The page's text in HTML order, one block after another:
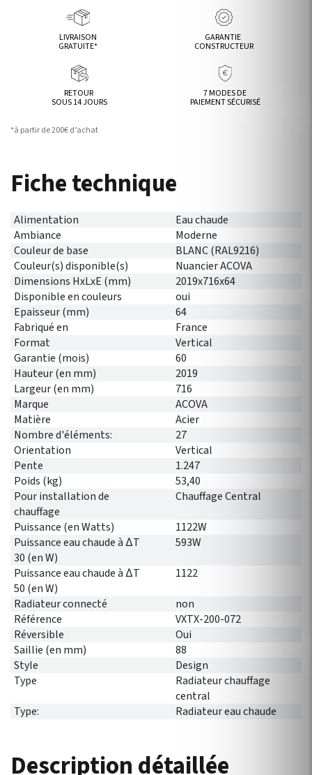
LIVRAISON
GRATUITE*
GARANTIE
CONSTRUCTEUR
RETOUR
SOUS 14 JOURS
7 MODES DE
PAIEMENT SÉCURISÉ
*à partir de 200€ d’achat
Fiche technique
Alimentation
Eau chaude
Ambiance
Moderne
Couleur de base
BLANC (RAL9216)
Couleur(s) disponible(s)
Nuancier ACOVA
Dimensions HxLxE (mm)
2019x716x64
Disponible en couleurs
oui
Epaisseur (mm)
64
Fabriqué en
France
Format
Vertical
Garantie (mois)
60
Hauteur (en mm)
2019
Largeur (en mm)
716
Marque
ACOVA
Matière
Acier
Nombre d'éléments:
27
Orientation
Vertical
Pente
1.247
Poids (kg)
53,40
Pour installation de
chauffage
Chauffage Central
Puissance (en Watts)
1122W
Puissance eau chaude à ∆T
30 (en W)
593W
Puissance eau chaude à ∆T
50 (en W)
1122
Radiateur connecté
non
Référence
VXTX-200-072
Réversible
Oui
Saillie (en mm)
88
Style
Design
Type
Radiateur chauffage
central
Type:
Radiateur eau chaude
Description détaillée